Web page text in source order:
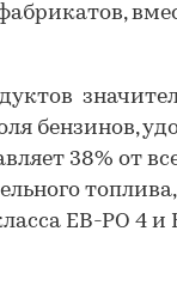
бензинов,
38% от
топлива,
ЕВ-РО 4 и